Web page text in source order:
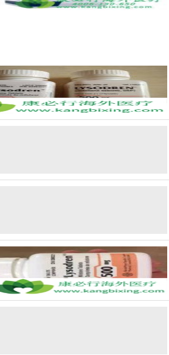
重时可能需暂停用药或调整剂量
用（需立即就医）肝毒性：定
严重腹泻（伴脱水/电解质紊乱）
询康必行海外医疗医学顾问：
https://